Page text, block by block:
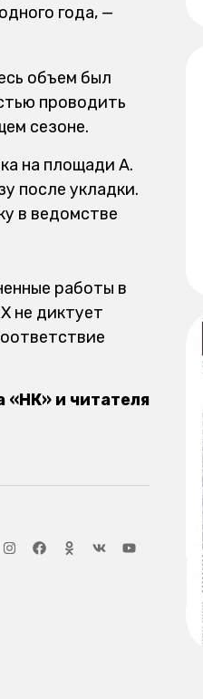
года, —
объем был
проводить
сезоне.
на площади А.
после укладки.
в ведомстве
работы в
не диктует
и читателя